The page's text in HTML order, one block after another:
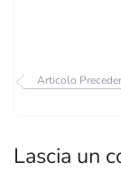
Articolo
Lascia un